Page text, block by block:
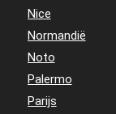
Nice
Normandië
Noto
Palermo
Parijs